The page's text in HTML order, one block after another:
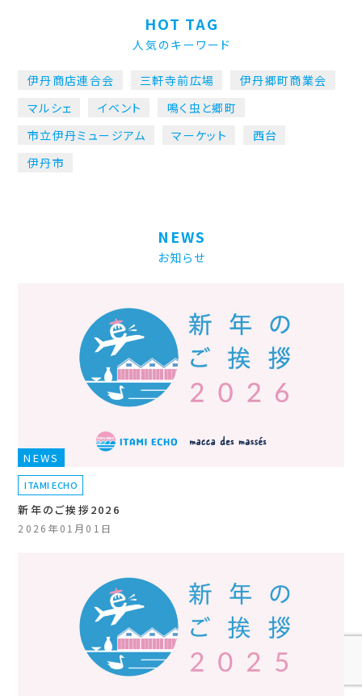
HOT TAG
人気のキーワード
伊丹商店連合会 三軒寺前広場
伊丹郷町商業会
マルシェ
イベント
鳴く虫と郷町
市立伊丹ミュージアム
マーケット
西台
伊丹市
NEWS
お知らせ
NEWS
ITAMI ECHO
新年のご挨拶2026
2026年01月01日